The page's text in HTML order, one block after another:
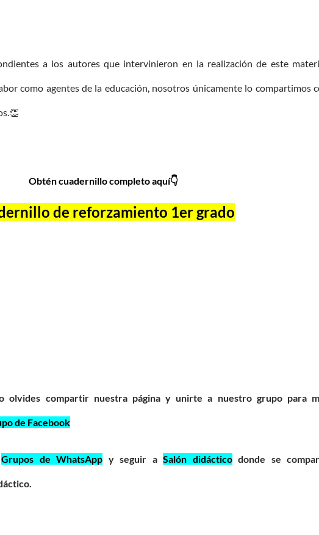
a los autores que intervinieron en la realización de este
como agentes de la educación, nosotros únicamente lo compartimos
👏
Obtén cuadernillo completo aquí👇
de reforzamiento 1er grado
olvides compartir nuestra página y unirte a nuestro grupo para
de Facebook
Grupos de WhatsApp y seguir a Salón didáctico donde se